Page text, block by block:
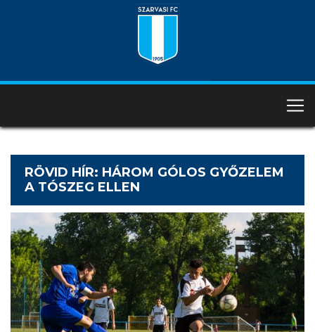
RÖVID HÍR: HÁROM GÓLOS GYŐZELEM
A TÓSZEG ELLEN